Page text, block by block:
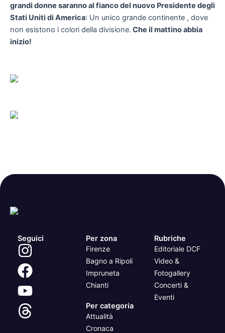
grandi donne saranno al fianco del nuovo Presidente degli
Stati Uniti di America: Un unico grande continente , dove
non esistono i colori della divisione. Che il mattino abbia
inizio!
Seguici Per zona
Firenze
Bagno a Ripoli
Impruneta
Chianti
Per categoria
Attualità
Cronaca
Rubriche
Editoriale DCF
Video &
Fotogallery
Concerti &
Eventi